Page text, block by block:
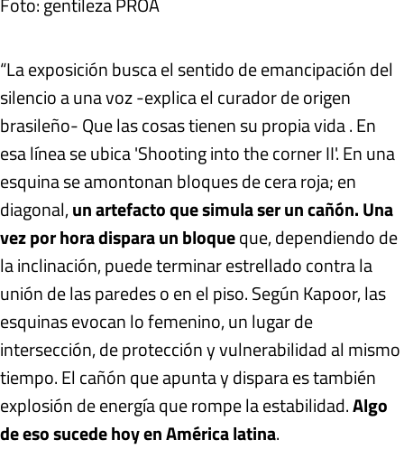
“La exposición busca el sentido de emancipación del
silencio a una voz -explica el curador de origen
brasileño- Que las cosas tienen su propia vida . En
esa línea se ubica 'Shooting into the corner II'. En una
esquina se amontonan bloques de cera roja; en
diagonal,un artefacto que simula ser un cañón. Una
vez por hora dispara un bloqueque, dependiendo de
la inclinación, puede terminar estrellado contra la
unión de las paredes o en el piso. Según Kapoor, las
esquinas evocan lo femenino, un lugar de
intersección, de protección y vulnerabilidad al mismo
tiempo. El cañón que apunta y dispara es también
explosión de energía que rompe la estabilidad.Algo
de eso sucede hoy en América latina.